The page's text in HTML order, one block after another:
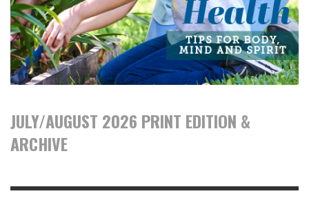
JULY/AUGUST 2026 PRINT EDITION &
ARCHIVE